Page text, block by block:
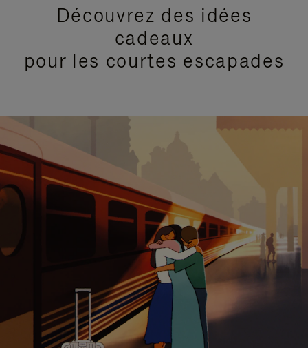
Découvrez des idées
cadeaux
pour les courtes escapades